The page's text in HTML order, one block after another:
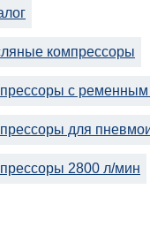
компрессоры
с
для
2800 л/мин